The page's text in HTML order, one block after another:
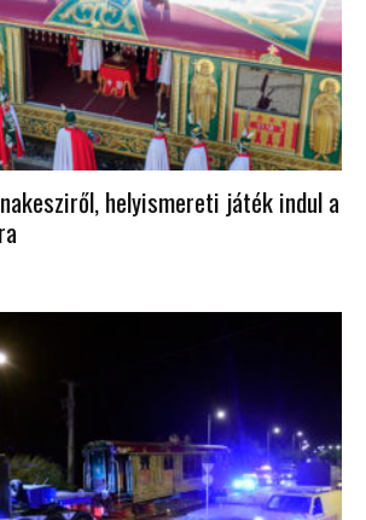
helyismereti játék indul a